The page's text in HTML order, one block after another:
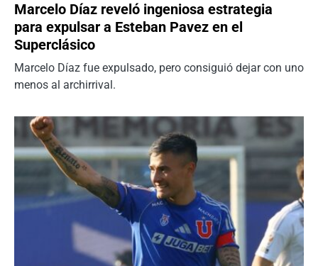
Marcelo Díaz reveló ingeniosa estrategia
para expulsar a Esteban Pavez en el
Superclásico
Marcelo Díaz fue expulsado, pero consiguió dejar con uno
menos al archirrival.